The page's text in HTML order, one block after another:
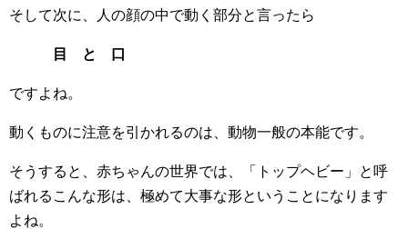
そして次に、人の顔の中で動く部分と言ったら
目 と 口
ですよね。
動くものに注意を引かれるのは、動物一般の本能です。
そうすると、赤ちゃんの世界では、「トップヘビー」と呼
ばれるこんな形は、極めて大事な形ということになります
よね。